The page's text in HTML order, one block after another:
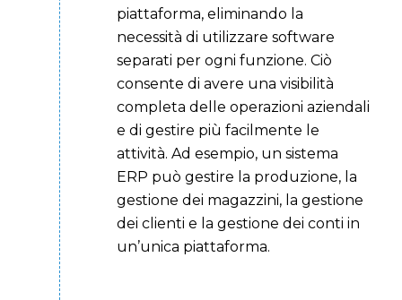
piattaforma, eliminando la
necessità di utilizzare software
separati per ogni funzione. Ciò
consente di avere una visibilità
completa delle operazioni aziendali
e di gestire più facilmente le
attività. Ad esempio, un sistema
ERP può gestire la produzione, la
gestione dei magazzini, la gestione
dei clienti e la gestione dei conti in
un’unica piattaforma.